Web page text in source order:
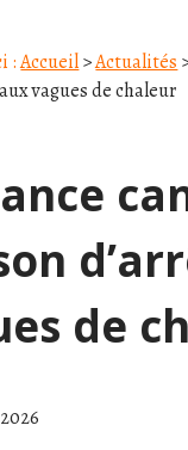
: Accueil>Actualités
vagues de chaleur
de